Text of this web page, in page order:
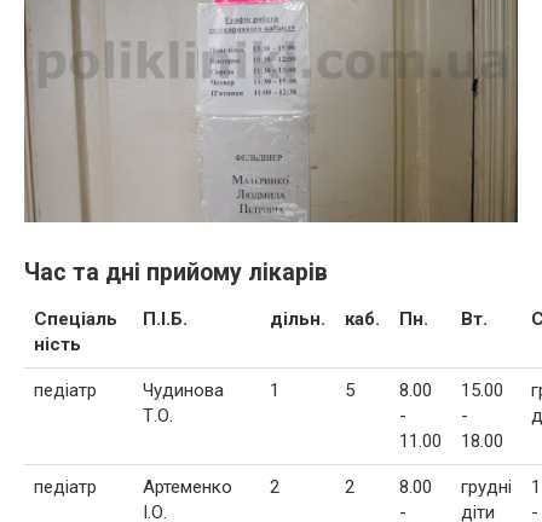
Час та дні прийому лікарів
Спеціаль
ність
П.І.Б. дільн. каб. Пн. Вт.
педіатр
Чудинова
Т.О.
1 5
8.00
-
11.00
15.00
-
18.00
педіатр
Артеменко
І.О.
2 2
8.00
-
грудні
діти
-